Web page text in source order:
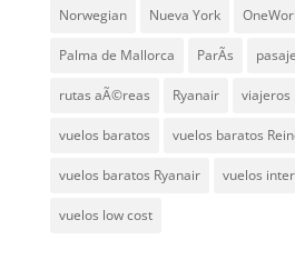
Norwegian Nueva York
Palma de Mallorca ParÃ­s
rutas aÃ©reas Ryanair viajeros
vuelos baratos vuelos baratos
vuelos baratos Ryanair vuelos
vuelos low cost